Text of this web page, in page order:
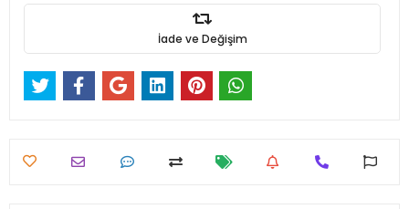
İade ve Değişim